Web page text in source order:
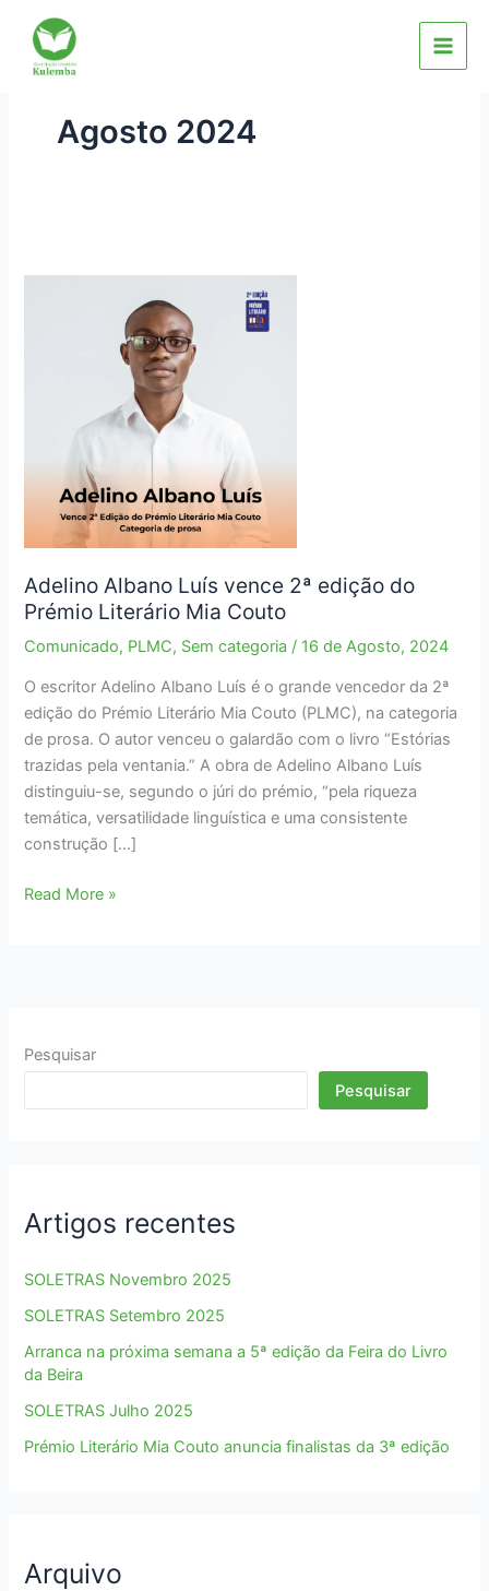
content
Agosto 2024
Adelino Albano Luís vence 2ª edição do
Prémio Literário Mia Couto
Comunicado, PLMC, Sem categoria / 16 de Agosto, 2024
O escritor Adelino Albano Luís é o grande vencedor da 2ª
edição do Prémio Literário Mia Couto (PLMC), na categoria
de prosa. O autor venceu o galardão com o livro “Estórias
trazidas pela ventania.” A obra de Adelino Albano Luís
distinguiu-se, segundo o júri do prémio, “pela riqueza
temática, versatilidade linguística e uma consistente
construção […]
Adelino
do
Prémio
Read More »
Pesquisar
Pesquisar
Artigos recentes
SOLETRAS Novembro 2025
SOLETRAS Setembro 2025
Arranca na próxima semana a 5ª edição da Feira do Livro
da Beira
SOLETRAS Julho 2025
Prémio Literário Mia Couto anuncia finalistas da 3ª edição
Arquivo